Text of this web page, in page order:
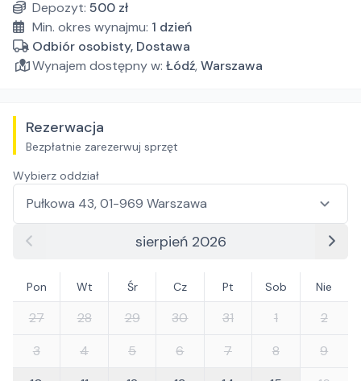
Depozyt: 500 zł
Min. okres wynajmu: 1 dzień
Odbiór osobisty, Dostawa
Wynajem dostępny w: Łódź,Warszawa
Rezerwacja
Bezpłatnie zarezerwuj sprzęt
Wybierz oddział
sierpień 2026
Pon Wt Śr Cz Pt Sob Nie
27 28 29 30 31 1
2
3
4 5 6 7 8
9